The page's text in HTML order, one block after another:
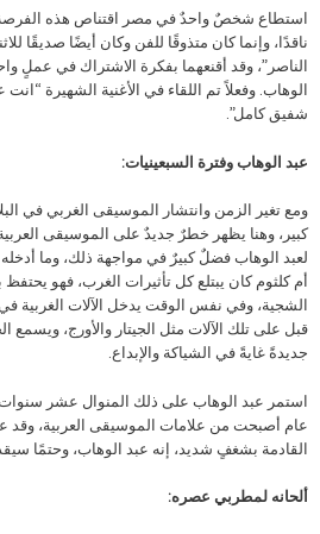
استطاع شخصٌ واحدٌ في مصر اقتناص هذه
ناقدًا، وإنما كان متذوقًا للفن وكان أيضًا صديقًا
الناصر”، وقد أقنعهما بفكرة الاشتراك في عملٍ
الوهاب. وفعلاً تم اللقاء في الأغنية الشهيرة
شفيق كامل”.
عبد الوهاب وفترة السبعينيات:
ومع تغير الزمن وانتشار الموسيقى الغربي في
كبير، وهنا يظهر خطرٌ جديدٌ على الموسيقى
لعبد الوهاب فضلٌ كبيرٌ في مواجهة ذلك، وما
أم كلثوم كان يبتلع كل تأثيرات الغرب، فهو
الشجية، وفي نفس الوقت يدخل الآلات الغربية
قبل على تلك الآلات مثل الجيتار والأورج، ويسمع
جديدةً غايةً في الشياكة والإبداع.
استمر عبد الوهاب على ذلك المنوال عشر سنوات
عام أصبحت من علامات الموسيقى العربية، وقد
القادمة بشغفٍ شديد، إنه عبد الوهاب، وحتمًا
ألحانه لمطربي عصره: